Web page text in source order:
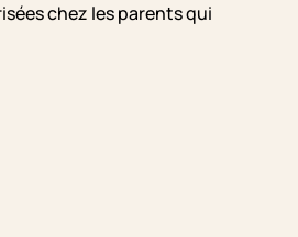
chez les parents qui